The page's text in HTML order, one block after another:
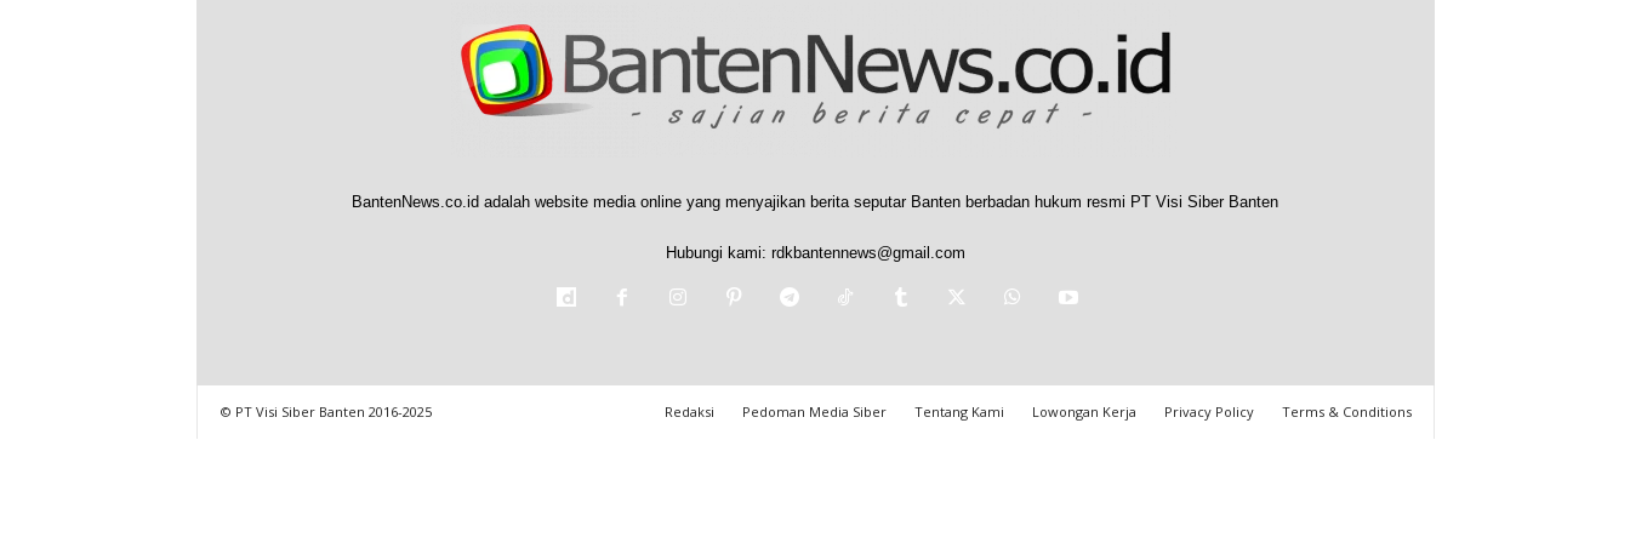
BantenNews.co.id adalah website media online yang menyajikan berita seputar Banten berbadan hukum resmi PT Visi Siber Banten
Hubungi kami: rdkbantennews@gmail.com
Redaksi Pedoman Media Siber Tentang Kami Lowongan Kerja Privacy Policy Terms & Conditions
© PT Visi Siber Banten 2016-2025